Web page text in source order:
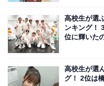
高校生が選
ンキング！
位に輝いた
高校生が選
グ！ 2位は